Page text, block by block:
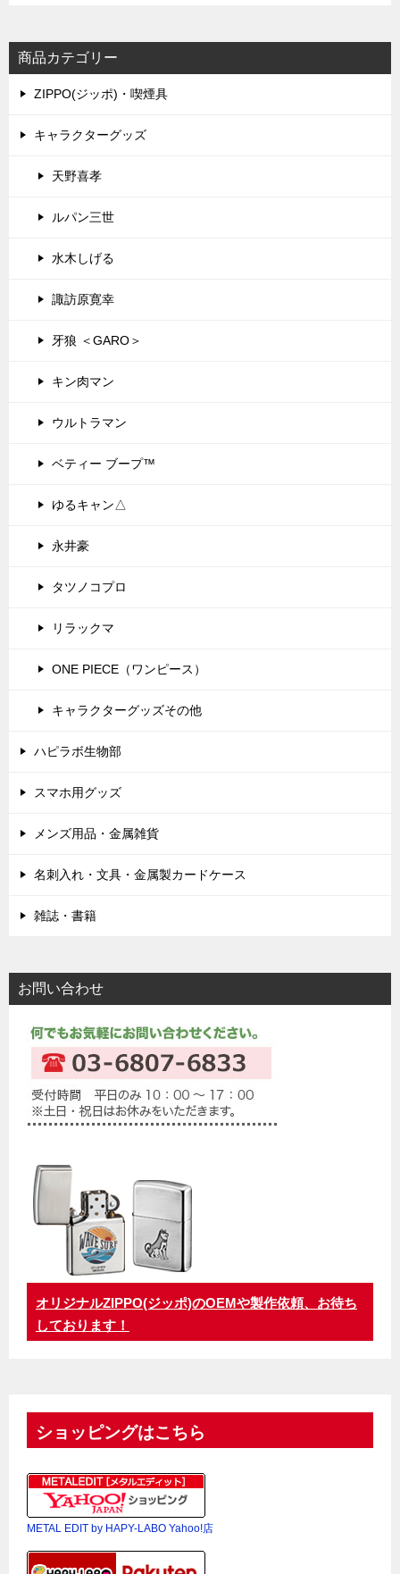
商品カテゴリー
ZIPPO(ジッポ)・喫煙具
キャラクターグッズ
天野喜孝
ルパン三世
水木しげる
諏訪原寛幸
牙狼 ＜GARO＞
キン肉マン
ウルトラマン
ベティー ブープ™
ゆるキャン△
永井豪
タツノコプロ
リラックマ
ONE PIECE（ワンピース）
キャラクターグッズその他
ハピラボ生物部
スマホ用グッズ
メンズ用品・金属雑貨
名刺入れ・文具・金属製カードケース
雑誌・書籍
お問い合わせ
オリジナルZIPPO(ジッポ)のOEMや製作依頼、お待ち
しております！
ショッピングはこちら
METAL EDIT by HAPY-LABO Yahoo!店